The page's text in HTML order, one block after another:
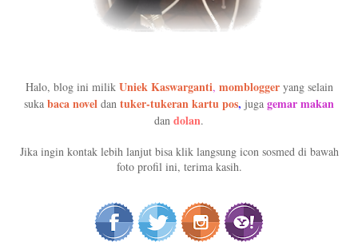
Halo, blog ini milik Uniek Kaswarganti, momblogger yang selain
suka baca novel dan tuker-tukeran kartu pos, juga gemar makan
dan dolan.
Jika ingin kontak lebih lanjut bisa klik langsung icon sosmed di bawah
foto profil ini, terima kasih.